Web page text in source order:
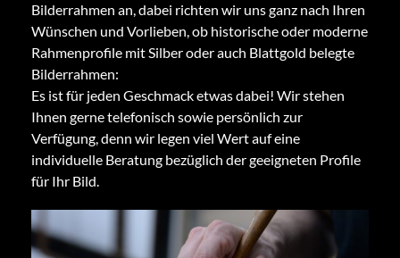
Bilderrahmen an, dabei richten wir uns ganz nach Ihren
Wünschen und Vorlieben, ob historische oder moderne
Rahmenprofile mit Silber oder auch Blattgold belegte
Bilderrahmen:
Es ist für jeden Geschmack etwas dabei! Wir stehen
Ihnen gerne telefonisch sowie persönlich zur
Verfügung, denn wir legen viel Wert auf eine
individuelle Beratung bezüglich der geeigneten Profile
für Ihr Bild.